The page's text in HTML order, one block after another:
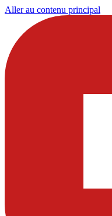
Aller au contenu principal